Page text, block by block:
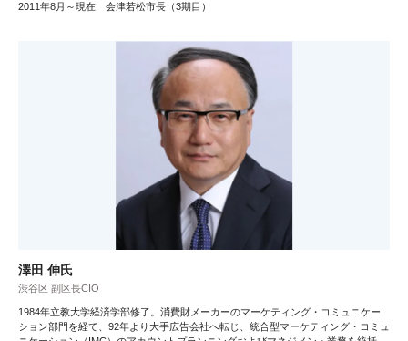
2011年8月～現在 会津若松市長（3期目）
澤田 伸氏
渋谷区 副区長CIO
1984年立教大学経済学部修了。消費財メーカーのマーケティング・コミュニケー
ション部門を経て、92年より大手広告会社へ転じ、統合型マーケティング・コミュ